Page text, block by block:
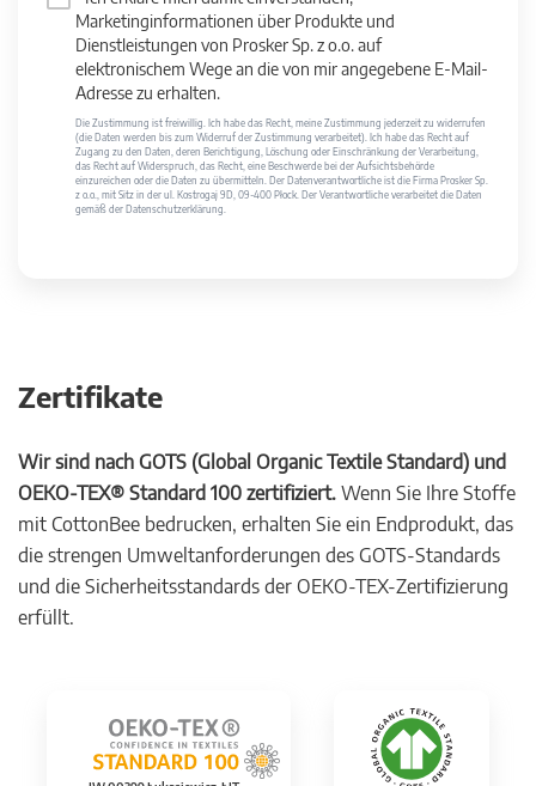
Marketinginformationen über Produkte und
Dienstleistungen von Prosker Sp. z o.o. auf
elektronischem Wege an die von mir angegebene E-Mail-
Adresse zu erhalten.
Die Zustimmung ist freiwillig. Ich habe das Recht, meine Zustimmung jederzeit zu widerrufen
(die Daten werden bis zum Widerruf der Zustimmung verarbeitet). Ich habe das Recht auf
Zugang zu den Daten, deren Berichtigung, Löschung oder Einschränkung der Verarbeitung,
das Recht auf Widerspruch, das Recht, eine Beschwerde bei der Aufsichtsbehörde
einzureichen oder die Daten zu übermitteln. Der Datenverantwortliche ist die Firma Prosker Sp.
z o.o., mit Sitz in der ul. Kostrogaj 9D, 09-400 Płock. Der Verantwortliche verarbeitet die Daten
gemäß der Datenschutzerklärung.
Zertifikate
Wir sind nach GOTS (Global Organic Textile Standard) und
OEKO-TEX® Standard 100 zertifiziert. Wenn Sie Ihre Stoffe
mit CottonBee bedrucken, erhalten Sie ein Endprodukt, das
die strengen Umweltanforderungen des GOTS-Standards
und die Sicherheitsstandards der OEKO-TEX-Zertifizierung
erfüllt.